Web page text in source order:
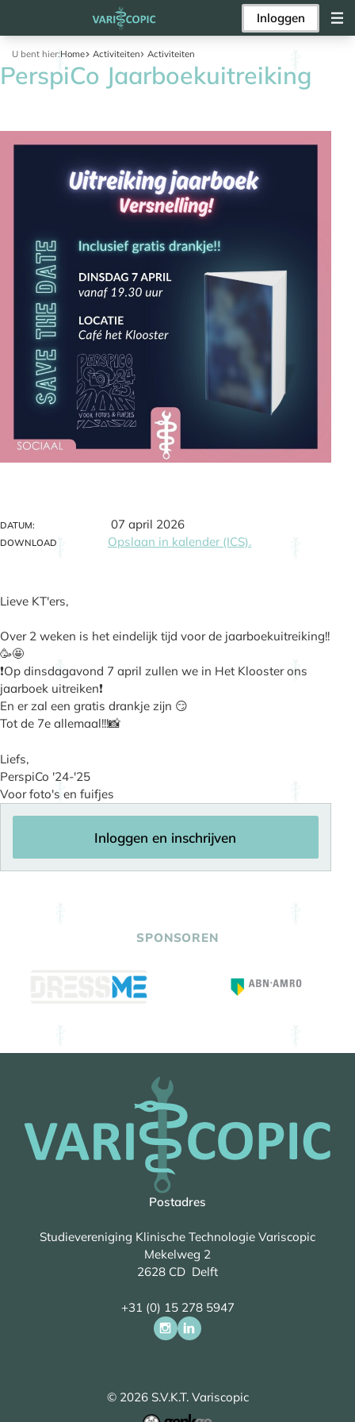
Inloggen
U bent hier:Home Activiteiten Activiteiten
PerspiCo Jaarboekuitreiking
DATUM: 07 april 2026
DOWNLOAD Opslaan in kalender (ICS).
Lieve KT'ers,
Over 2 weken is het eindelijk tijd voor de jaarboekuitreiking!!
🥳🤩
❗Op dinsdagavond 7 april zullen we in Het Klooster ons
jaarboek uitreiken❗
En er zal een gratis drankje zijn 😏
Tot de 7e allemaal!!!📸
Liefs,
PerspiCo '24-'25
Voor foto's en fuifjes
Inloggen en inschrijven
SPONSOREN
Postadres
Studievereniging Klinische Technologie Variscopic
Mekelweg 2
2628 CD Delft
+31 (0) 15 278 5947
© 2026S.V.K.T. Variscopic